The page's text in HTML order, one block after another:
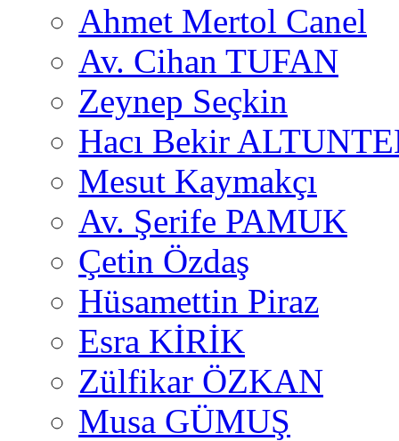
Ahmet Mertol Canel
Av. Cihan TUFAN
Zeynep Seçkin
Hacı Bekir
Mesut Kaymakçı
Av. Şerife PAMUK
Çetin Özdaş
Hüsamettin Piraz
Esra KİRİK
Zülfikar ÖZKAN
Musa GÜMUŞ